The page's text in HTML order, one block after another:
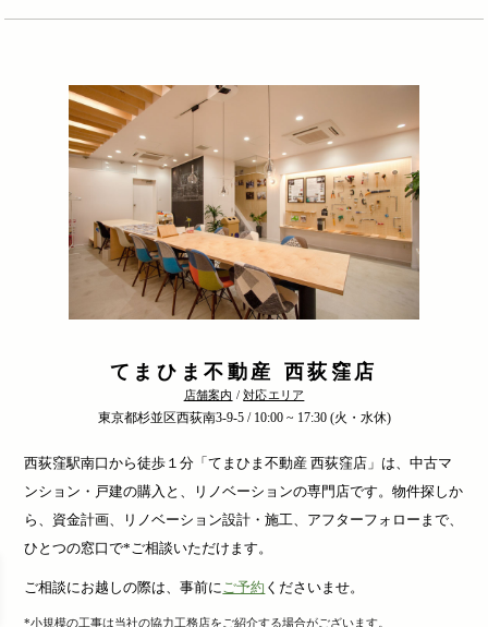
てまひま不動産 西荻窪店
店舗案内 /対応エリア
東京都杉並区西荻南3-9-5 / 10:00 ~ 17:30 (火・水休)
西荻窪駅南口から徒歩１分「てまひま不動産 西荻窪店」は、中古マ
ンション・戸建の購入と、リノベーションの専門店です。物件探しか
ら、資金計画、リノベーション設計・施工、アフターフォローまで、
ひとつの窓口で*ご相談いただけます。
ご相談にお越しの際は、事前にご予約 くださいませ。
*小規模の工事は当社の協力工務店をご紹介する場合がございます。